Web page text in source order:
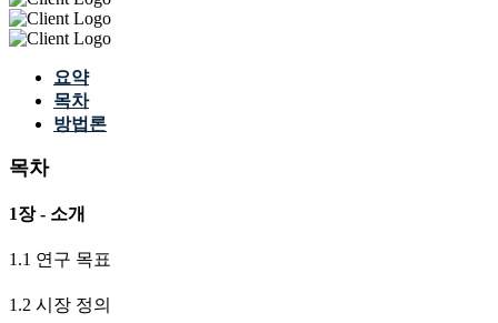
요약
목차
방법론
목차
1장 - 소개
1.1 연구 목표
1.2 시장 정의